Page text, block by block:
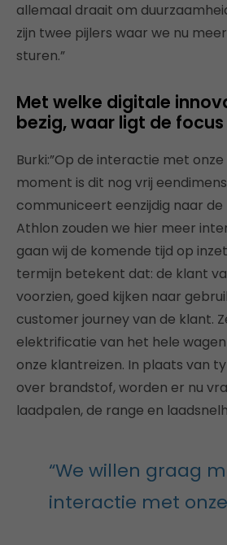
allemaal draait om
zijn twee pijlers waar we nu
sturen.”
Met welke digitale
bezig, waar ligt de
Burki:”Op de interactie met
moment is dit nog vrij
communiceert eenzijdig naar de
Athlon zouden we hier meer
gaan wij de komende tijd op
termijn betekent dat: de klant
voorzien, goed kijken naar
customer journey van de klant.
elektrificatie van het hele
onze klantreizen. In plaats van
over brandstof, worden er nu
laadpalen, de range en
“We willen graag
interactie met